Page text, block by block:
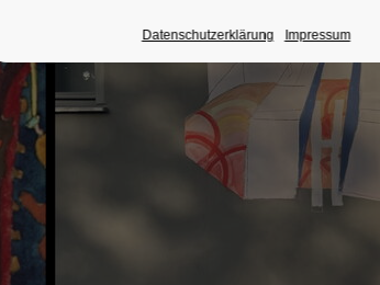
Datenschutzerklärung Impressum